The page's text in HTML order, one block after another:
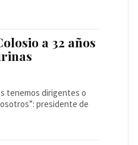
a 32 años
tenemos dirigentes o
presidente de